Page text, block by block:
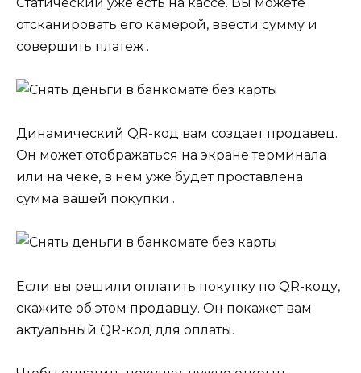
отсканировать его камерой, ввести сумму и
совершить платеж .
Динамический QR-код вам создает продавец.
Он может отображаться на экране терминала
или на чеке, в нем уже будет проставлена
сумма вашей покупки .
Если вы решили оплатить покупку по QR-коду,
скажите об этом продавцу. Он покажет вам
актуальный QR-код для оплаты.